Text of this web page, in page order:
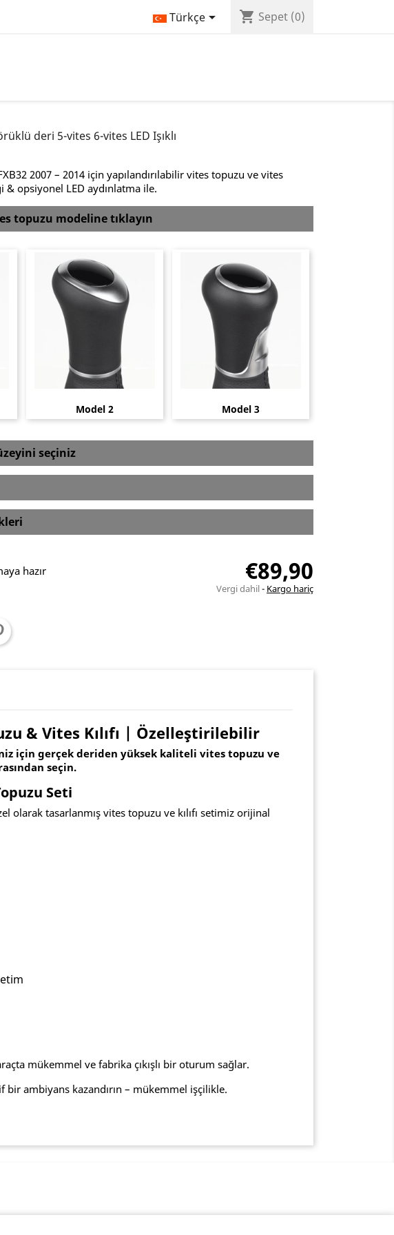
Türkçe shopping_cart Sepet (0)
deri 5-vites 6-vites LED Işıklı
2007 – 2014 için yapılandırılabilir vites topuzu ve vites
opsiyonel LED aydınlatma ile.
topuzu modeline tıklayın
Model 2 Model 3
seçiniz
hazır €89,90
Vergi dahil Kargo hariç
& Vites Kılıfı | Özelleştirilebilir
için gerçek deriden yüksek kaliteli vites topuzu ve
seçin.
Seti
olarak tasarlanmış vites topuzu ve kılıfı setimiz orijinal
mükemmel ve fabrika çıkışlı bir oturum sağlar.
bir ambiyans kazandırın – mükemmel işçilikle.